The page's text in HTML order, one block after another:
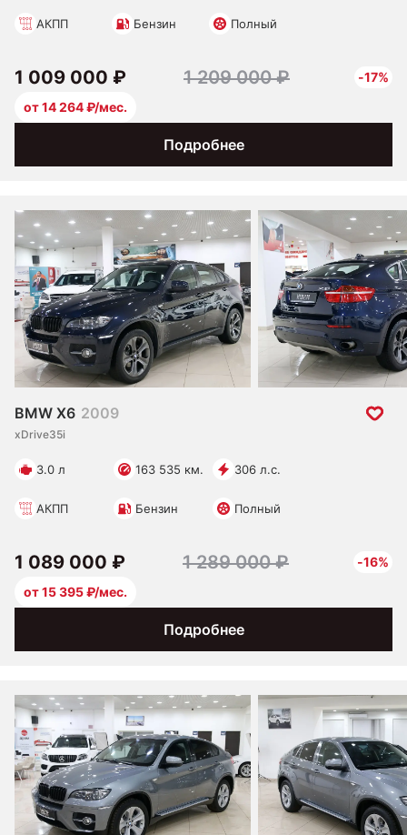
АКПП Бензин Полный
Подробнее
1 009 000 ₽ 1 209 000 ₽
-17%
от 14 264 ₽/мес.
BMW X6 2009
xDrive35i
3.0 л 163 535 км. 306 л.с.
АКПП Бензин Полный
Подробнее
1 089 000 ₽ 1 289 000 ₽
-16%
от 15 395 ₽/мес.